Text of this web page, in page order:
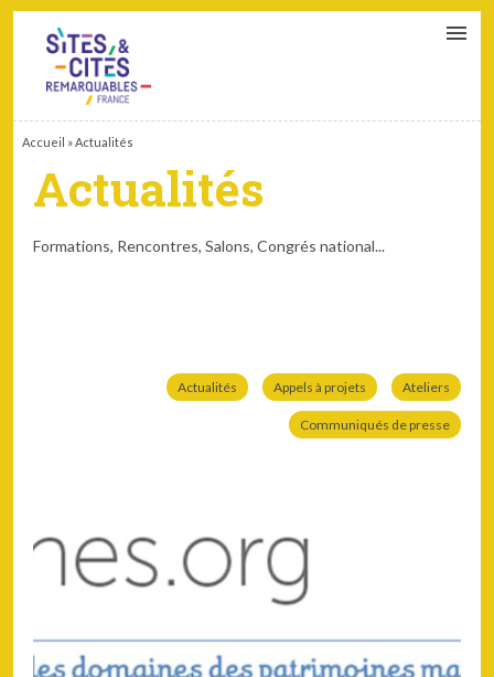
Accueil »Actualités
Actualités
Formations, Rencontres, Salons, Congrés national...
Actualités Appels à projets Ateliers
Communiqués de presse